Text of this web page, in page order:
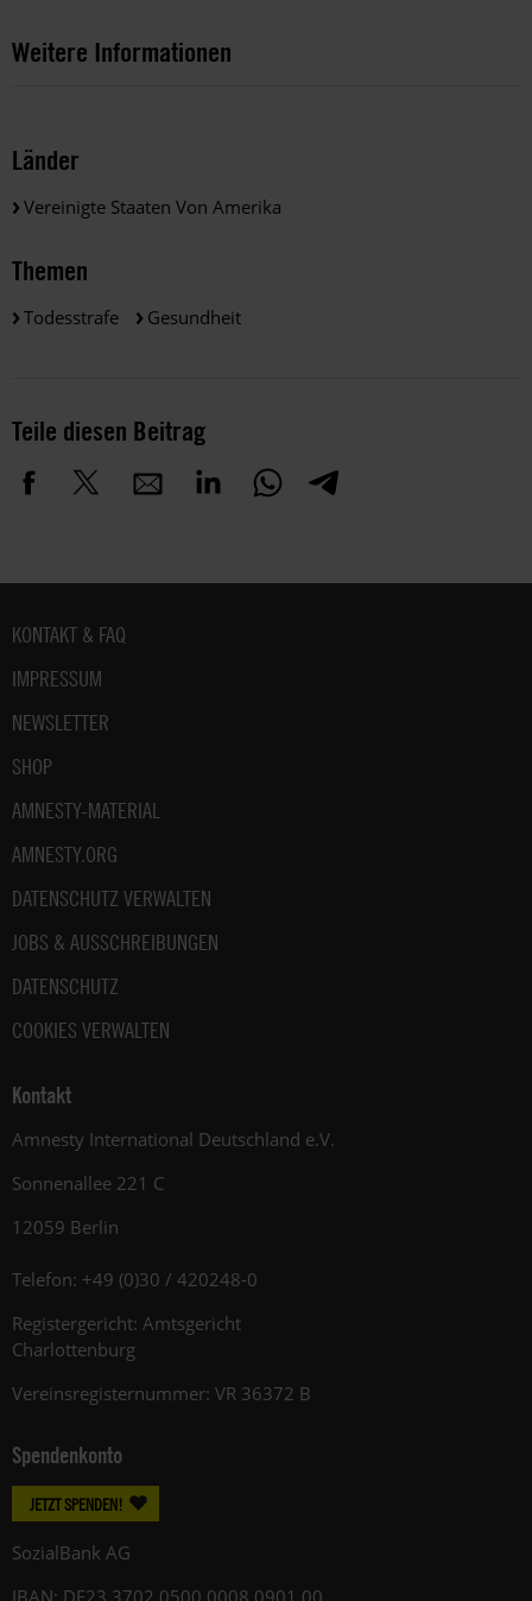
Weitere Informationen
Länder
Vereinigte Staaten Von Amerika
Themen
Todesstrafe Gesundheit
Teile diesen Beitrag
Fußbereich
KONTAKT & FAQ
IMPRESSUM
NEWSLETTER
SHOP
AMNESTY-MATERIAL
AMNESTY.ORG
DATENSCHUTZ VERWALTEN
JOBS & AUSSCHREIBUNGEN
DATENSCHUTZ
COOKIES VERWALTEN
Kontakt
Amnesty International Deutschland e.V.
Sonnenallee 221 C
12059 Berlin
Telefon: +49 (0)30 / 420248-0
Registergericht: Amtsgericht
Charlottenburg
Vereinsregisternummer: VR 36372 B
Spendenkonto
JETZT SPENDEN!
SozialBank AG
IBAN: DE23 3702 0500 0008 0901 00